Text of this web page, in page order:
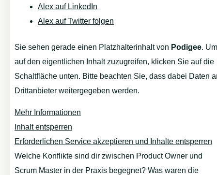
Alex auf LinkedIn
Alex auf Twitter folgen
Sie sehen gerade einen Platzhalterinhalt von Podigee. Um
auf den eigentlichen Inhalt zuzugreifen, klicken Sie auf die
Schaltfläche unten. Bitte beachten Sie, dass dabei Daten
Drittanbieter weitergegeben werden.
Mehr Informationen
Inhalt entsperren
Erforderlichen Service akzeptieren und Inhalte entsperren
Welche Konflikte sind dir zwischen Product Owner und
Scrum Master in der Praxis begegnet? Was waren die